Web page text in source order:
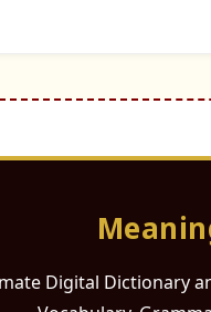
Digital Dictionary